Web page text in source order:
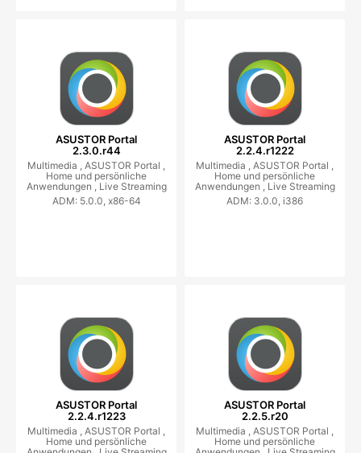
ASUSTOR Portal
2.3.0.r44
Multimedia , ASUSTOR Portal ,
Home und persönliche
Anwendungen , Live Streaming
ADM: 5.0.0, x86-64
ASUSTOR Portal
2.2.4.r1222
Multimedia , ASUSTOR Portal ,
Home und persönliche
Anwendungen , Live Streaming
ADM: 3.0.0, i386
ASUSTOR Portal
2.2.4.r1223
Multimedia , ASUSTOR Portal ,
Home und persönliche
ASUSTOR Portal
2.2.5.r20
Multimedia , ASUSTOR Portal ,
Home und persönliche